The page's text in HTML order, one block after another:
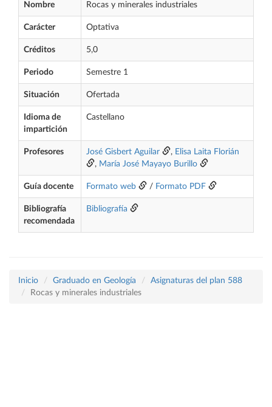
Nombre Rocas y minerales industriales
Carácter Optativa
Créditos 5,0
Periodo Semestre 1
Situación Ofertada
Idioma de
impartición
Castellano
Profesores José Gisbert Aguilar , Elisa Laita Florián
, María José Mayayo Burillo
Guía docente Formato web / Formato PDF
Bibliografía
recomendada
Bibliografía
Inicio Graduado en Geología
Asignaturas del plan 588
Rocas y minerales industriales